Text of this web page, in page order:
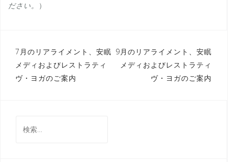
ださい。
）
投
稿
ナ
ー
7月のリアライメント、安眠
メディおよびレストラティ
ヴ・ヨガのご案内
9月のリアライメント、安眠
メディおよびレストラティ
ヴ・ヨガのご案内
索: